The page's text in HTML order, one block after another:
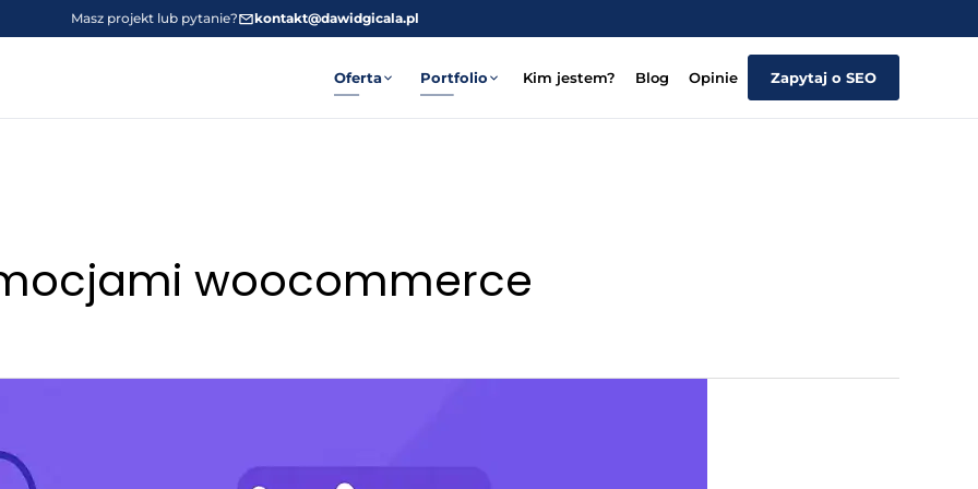
Masz projekt lub pytanie? kontakt@dawidgicala.pl
Oferta Portfolio Kim jestem? Blog Opinie Zapytaj o SEO
woocommerce